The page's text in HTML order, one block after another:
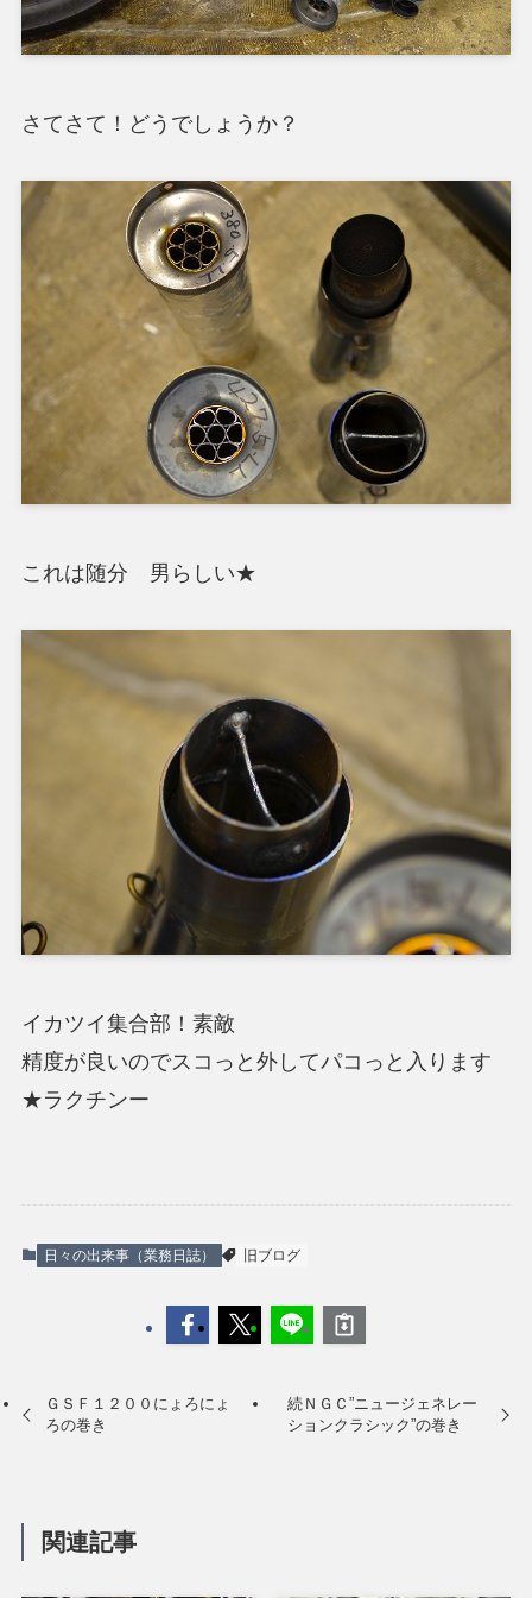
さてさて！どうでしょうか？
これは随分 男らしい★
イカツイ集合部！素敵
精度が良いのでスコっと外してパコっと入ります
★ラクチンー
日々の出来事（業務日誌） 旧ブログ
ＧＳＦ１２００にょろにょ
ろの巻き
続ＮＧＣ”ニュージェネレー
ションクラシック”の巻き
関連記事